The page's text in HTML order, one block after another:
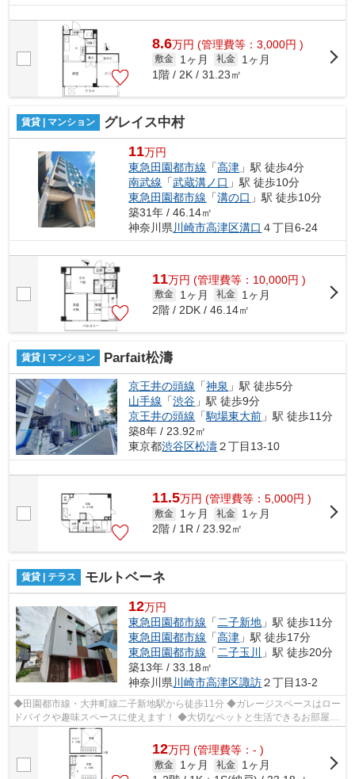
8.6万円 (管理費等：3,000円 )
敷金 1ヶ月 礼金
1ヶ月
1階 / 2K / 31.23㎡
賃貸 | マンション グレイス中村
11万円
東急田園都市線 「高津 」駅 徒歩4分
南武線 「武蔵溝ノ口 」駅 徒歩10分
東急田園都市線 「溝の口 」駅 徒歩10分
築31年 / 46.14㎡
神奈川県 川崎市高津区溝口 ４丁目6-24
11万円 (管理費等：10,000円 )
敷金 1ヶ月 礼金
1ヶ月
2階 / 2DK / 46.14㎡
賃貸 | マンション Parfait松濤
京王井の頭線 「神泉 」駅 徒歩5分
山手線 「渋谷 」駅 徒歩9分
京王井の頭線 「駒場東大前 」駅 徒歩11分
築8年 / 23.92㎡
東京都渋谷区松濤２丁目13-10
11.5万円 (管理費等：5,000円 )
敷金 1ヶ月 礼金
1ヶ月
2階 / 1R / 23.92㎡
賃貸 | テラス モルトベーネ
12万円
東急田園都市線 「 二子新地 」駅 徒歩11分
東急田園都市線 「高津 」駅 徒歩17分
東急田園都市線 「 二子玉川
」駅 徒歩20分
築13年 / 33.18㎡
神奈川県 川崎市高津区諏訪２丁目13-2
◆田園都市線・大井町線二子新地駅から徒歩11分 ◆ガレージスペースはロー
ドバイクや趣味スペースに使えます！ ◆大切なペットと生活できるお部屋
※敷金1ヵ月積み増し、2ヵ月分償却 ◆...
12万円 (管理費等：- )
敷金 1ヶ月 礼金
1ヶ月